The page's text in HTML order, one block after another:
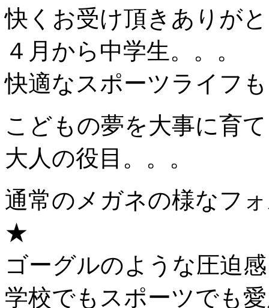
快くお受け頂きありが
４月から中学生。。。
快適なスポーツライフ
こどもの夢を大事に育
大人の役目。。。
通常のメガネの様なフ
★
ゴーグルのような圧迫
学校でもスポーツでも